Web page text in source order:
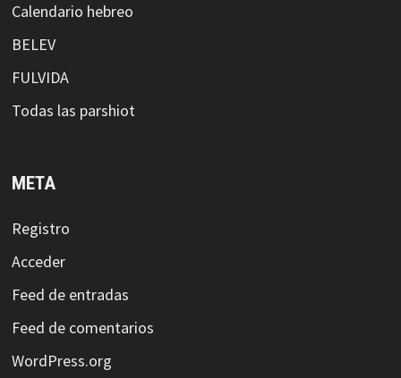
Calendario hebreo
BELEV
FULVIDA
Todas las parshiot
META
Registro
Acceder
Feed de entradas
Feed de comentarios
WordPress.org